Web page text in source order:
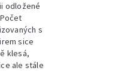
odložené
s
sice
klesá,
ale stále